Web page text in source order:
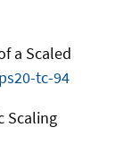
a Scaled
tc-94
Scaling